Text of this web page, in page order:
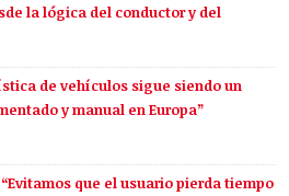
la lógica del conductor y del
de vehículos sigue siendo un
y manual en Europa”
que el usuario pierda tiempo